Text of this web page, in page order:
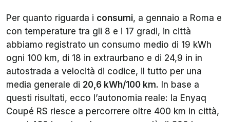
Per quanto riguarda i consumi, a gennaio a Roma e
con temperature tra gli 8 e i 17 gradi, in città
abbiamo registrato un consumo medio di 19 kWh
ogni 100 km, di 18 in extraurbano e di 24,9 in in
autostrada a velocità di codice, il tutto per una
media generale di 20,6 kWh/100 km. In base a
questi risultati, ecco l’autonomia reale: la Enyaq
Coupé RS riesce a percorrere oltre 400 km in città,